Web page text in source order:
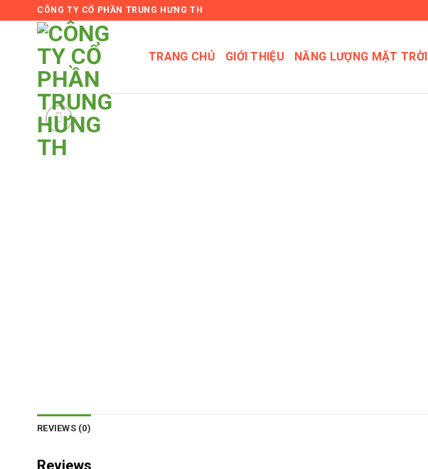
CÔNG TY CỔ PHẦN TRUNG HƯNG TH
TRANG CHỦ GIỚI THIỆU NĂNG LƯỢNG MẶT TRỜI
REVIEWS (0)
Reviews